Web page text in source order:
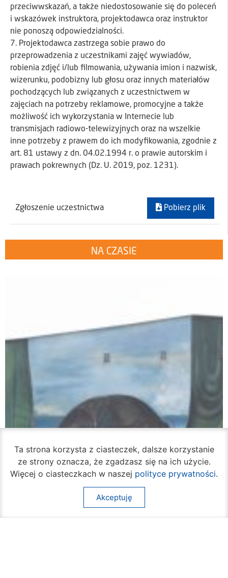
przeciwwskazań, a także niedostosowanie się do poleceń
i wskazówek instruktora, projektodawca oraz instruktor
nie ponoszą odpowiedzialności.
7. Projektodawca zastrzega sobie prawo do
przeprowadzenia z uczestnikami zajęć wywiadów,
robienia zdjęć i/lub filmowania, używania imion i nazwisk,
wizerunku, podobizny lub głosu oraz innych materiałów
pochodzących lub związanych z uczestnictwem w
zajęciach na potrzeby reklamowe, promocyjne a także
możliwość ich wykorzystania w Internecie lub
transmisjach radiowo-telewizyjnych oraz na wszelkie
inne potrzeby z prawem do ich modyfikowania, zgodnie z
art. 81 ustawy z dn. 04.02.1994 r. o prawie autorskim i
prawach pokrewnych (Dz. U. 2019, poz. 1231).
Zgłoszenie uczestnictwa Pobierz plik
NA CZASIE
Ta strona korzysta z ciasteczek, dalsze korzystanie
ze strony oznacza, że zgadzasz się na ich użycie.
Więcej o ciasteczkach w naszej polityce prywatności.
Akceptuję